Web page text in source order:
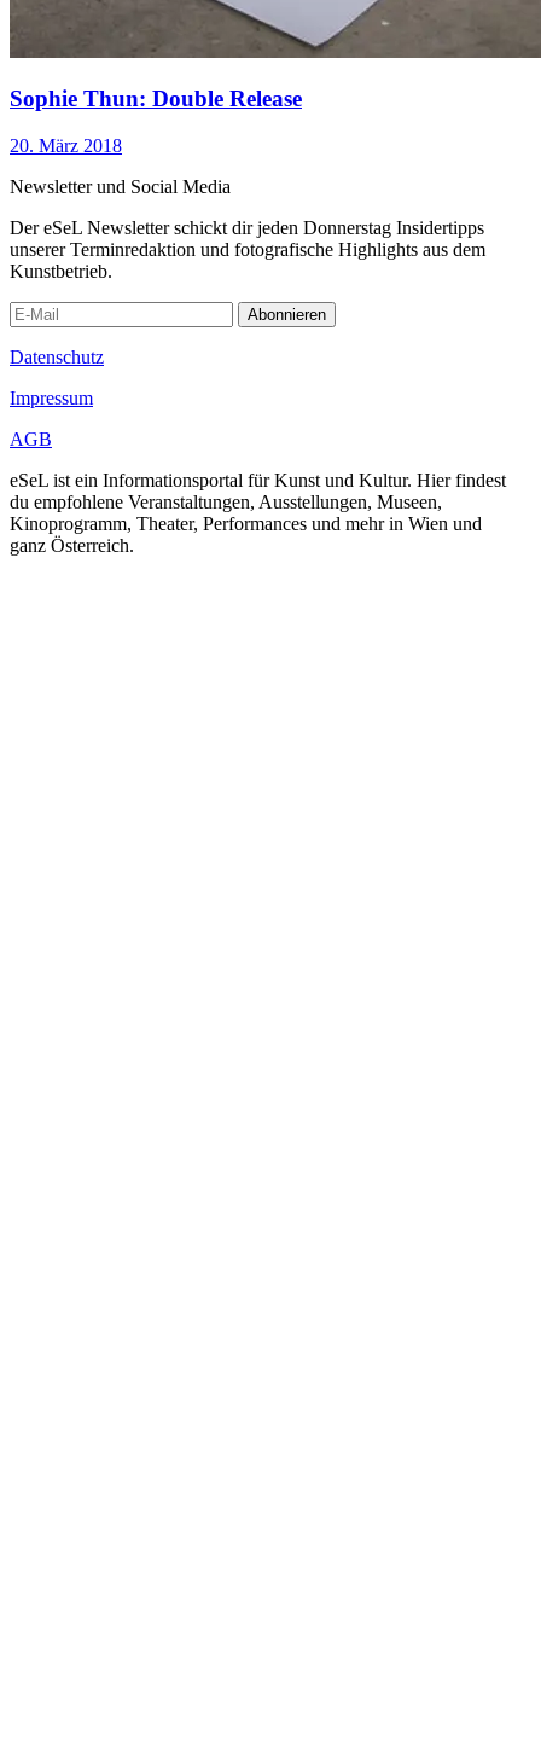
Sophie Thun: Double Release
20. März 2018
Newsletter und Social Media
Der eSeL Newsletter schickt dir jeden Donnerstag Insidertipps
unserer Terminredaktion und fotografische Highlights aus dem
Kunstbetrieb.
Abonnieren
Datenschutz
Impressum
AGB
eSeL ist ein Informationsportal für Kunst und Kultur. Hier findest
du empfohlene Veranstaltungen, Ausstellungen, Museen,
Kinoprogramm, Theater, Performances und mehr in Wien und
ganz Österreich.